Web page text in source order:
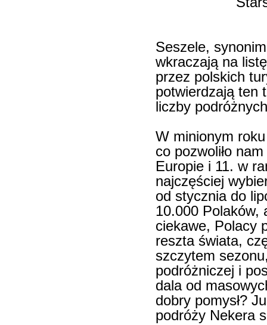
Seszele,
wkraczają na
przez polskich
potwierdzają ten
liczby
W minionym
co pozwoliło
Europie i 11. w
najczęściej
od stycznia do
10.000 Polaków,
ciekawe, Polacy
reszta świata,
szczytem
podróżniczej i
dala od
dobry pomysł?
podróży Nekera